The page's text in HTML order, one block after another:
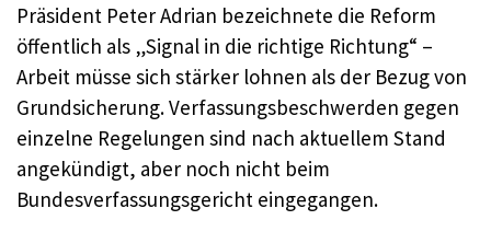
Präsident Peter Adrian bezeichnete die Reform
öffentlich als „Signal in die richtige Richtung“ –
Arbeit müsse sich stärker lohnen als der Bezug von
Grundsicherung. Verfassungsbeschwerden gegen
einzelne Regelungen sind nach aktuellem Stand
angekündigt, aber noch nicht beim
Bundesverfassungsgericht eingegangen.